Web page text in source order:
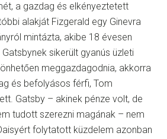
a gazdag és elkényeztetett
alakját Fizgerald egy Ginevra
mintázta, akibe 18 évesen
sikerült gyanús üzleti
meggazdagodnia, akkorra
és befolyásos férfi, Tom
Gatsby – akinek pénze volt, de
tudott szerezni magának – nem
folytatott küzdelem azonban